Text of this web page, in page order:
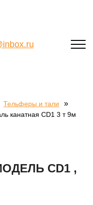
Тельферы и тали »
канатная CD1 3 т 9м
CD1 ,